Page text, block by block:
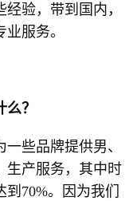
验，带到国内，
服务。
？
些品牌提供男、
生产服务，其中时
70%。因为我们